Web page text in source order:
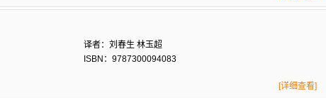
译者：刘春生 林玉超
ISBN：9787300094083
[详细查看]